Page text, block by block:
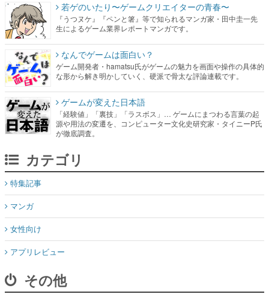
若ゲのいたり〜ゲームクリエイターの青春〜
『うつヌケ』『ペンと箸』等で知られるマンガ家・田中圭一先
生によるゲーム業界レポートマンガです。
なんでゲームは面白い？
ゲーム開発者・hamatsu氏がゲームの魅力を画面や操作の具体的
な形から解き明かしていく、硬派で骨太な評論連載です。
ゲームが変えた日本語
「経験値」「裏技」「ラスボス」… ゲームにまつわる言葉の起
源や用法の変遷を、コンピューター文化史研究家・タイニーP氏
が徹底調査。
カテゴリ
特集記事
マンガ
女性向け
アプリレビュー
その他